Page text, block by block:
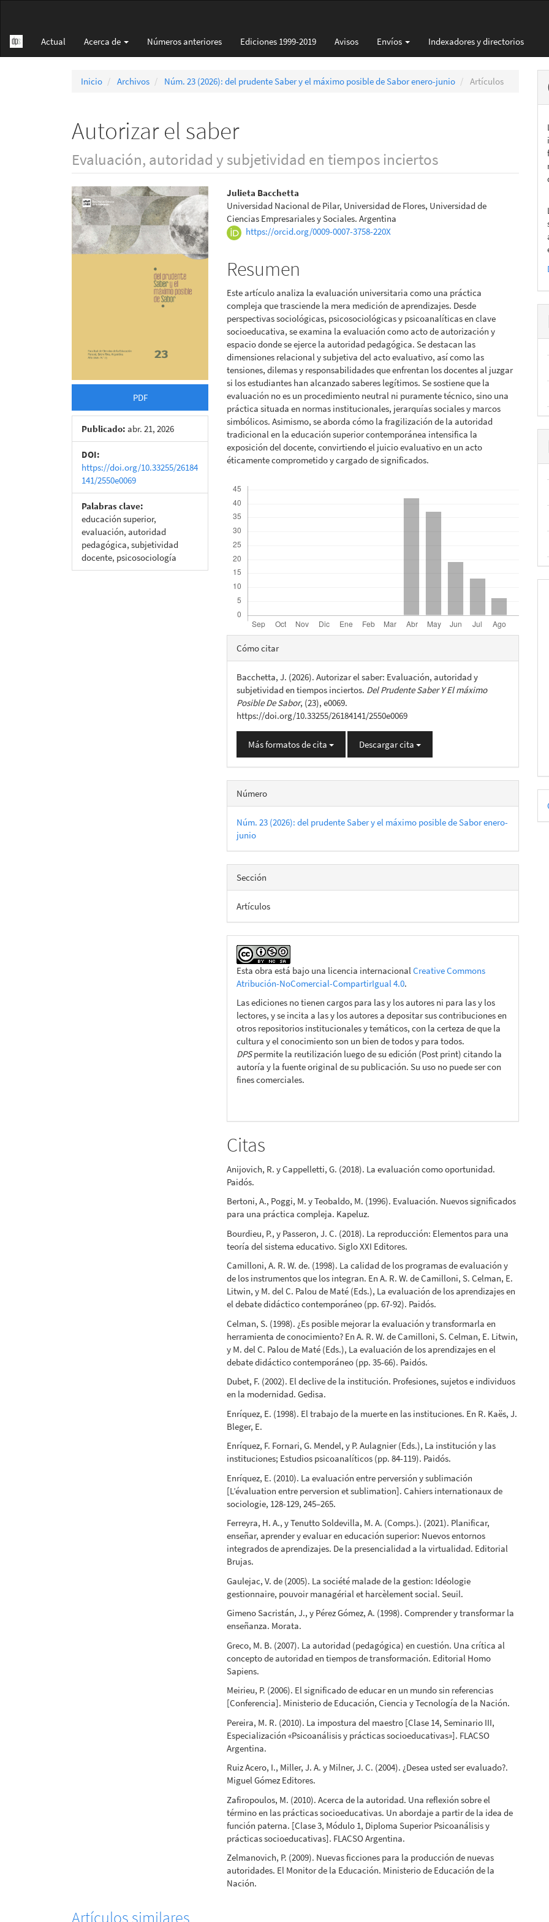
principal
Barra
Actual Acerca de Números anteriores Ediciones 1999-2019 Avisos Envíos Indexadores y directorios
Inicio Archivos Núm. 23 (2026): del prudente Saber y el máximo posible de Sabor enero-junio Artículos
Autorizar el saber
Evaluación, autoridad y subjetividad en tiempos inciertos
Barra
lateral
del
artículo
PDF
Publicado: abr. 21, 2026
DOI:
https://doi.org/10.33255/26184
141/2550e0069
Palabras clave:
educación superior,
evaluación, autoridad
pedagógica, subjetividad
docente, psicosociología
Contenido
principal
del
artículo
Julieta Bacchetta
Universidad Nacional de Pilar, Universidad de Flores, Universidad de
Ciencias Empresariales y Sociales. Argentina
https://orcid.org/0009-0007-3758-220X
Resumen
Este artículo analiza la evaluación universitaria como una práctica
compleja que trasciende la mera medición de aprendizajes. Desde
perspectivas sociológicas, psicosociológicas y psicoanalíticas en clave
socioeducativa, se examina la evaluación como acto de autorización y
espacio donde se ejerce la autoridad pedagógica. Se destacan las
dimensiones relacional y subjetiva del acto evaluativo, así como las
tensiones, dilemas y responsabilidades que enfrentan los docentes al juzgar
si los estudiantes han alcanzado saberes legítimos. Se sostiene que la
evaluación no es un procedimiento neutral ni puramente técnico, sino una
práctica situada en normas institucionales, jerarquías sociales y marcos
simbólicos. Asimismo, se aborda cómo la fragilización de la autoridad
tradicional en la educación superior contemporánea intensifica la
exposición del docente, convirtiendo el juicio evaluativo en un acto
éticamente comprometido y cargado de significados.
Detalles
del
artículo
Cómo citar
Bacchetta, J. (2026). Autorizar el saber: Evaluación, autoridad y
subjetividad en tiempos inciertos. Del Prudente Saber Y El máximo
Posible De Sabor, (23), e0069.
https://doi.org/10.33255/26184141/2550e0069
Más formatos de cita Descargar cita
Número
Núm. 23 (2026): del prudente Saber y el máximo posible de Sabor enero-
junio
Sección
Artículos
Esta obra está bajo una licencia internacionalCreative Commons
Atribución-NoComercial-CompartirIgual 4.0.
Las ediciones no tienen cargos para las y los autores ni para las y los
lectores, y se incita a las y los autores a depositar sus contribuciones en
otros repositorios institucionales y temáticos, con la certeza de que la
cultura y el conocimiento son un bien de todos y para todos.
DPSpermite la reutilización luego de su edición (Post print) citando la
autoría y la fuente original de su publicación. Su uso no puede ser con
fines comerciales.
Citas
Anijovich, R. y Cappelletti, G. (2018). La evaluación como oportunidad.
Paidós.
Bertoni, A., Poggi, M. y Teobaldo, M. (1996). Evaluación. Nuevos significados
para una práctica compleja. Kapeluz.
Bourdieu, P., y Passeron, J. C. (2018). La reproducción: Elementos para una
teoría del sistema educativo. Siglo XXI Editores.
Camilloni, A. R. W. de. (1998). La calidad de los programas de evaluación y
de los instrumentos que los integran. En A. R. W. de Camilloni, S. Celman, E.
Litwin, y M. del C. Palou de Maté (Eds.), La evaluación de los aprendizajes en
el debate didáctico contemporáneo (pp. 67-92). Paidós.
Celman, S. (1998). ¿Es posible mejorar la evaluación y transformarla en
herramienta de conocimiento? En A. R. W. de Camilloni, S. Celman, E. Litwin,
y M. del C. Palou de Maté (Eds.), La evaluación de los aprendizajes en el
debate didáctico contemporáneo (pp. 35-66). Paidós.
Dubet, F. (2002). El declive de la institución. Profesiones, sujetos e individuos
en la modernidad. Gedisa.
Enríquez, E. (1998). El trabajo de la muerte en las instituciones. En R. Kaës, J.
Bleger, E.
Enríquez, F. Fornari, G. Mendel, y P. Aulagnier (Eds.), La institución y las
instituciones; Estudios psicoanalíticos (pp. 84-119). Paidós.
Enríquez, E. (2010). La evaluación entre perversión y sublimación
[L’évaluation entre perversion et sublimation]. Cahiers internationaux de
sociologie, 128-129, 245–265.
Ferreyra, H. A., y Tenutto Soldevilla, M. A. (Comps.). (2021). Planificar,
enseñar, aprender y evaluar en educación superior: Nuevos entornos
integrados de aprendizajes. De la presencialidad a la virtualidad. Editorial
Brujas.
Gaulejac, V. de (2005). La société malade de la gestion: Idéologie
gestionnaire, pouvoir managérial et harcèlement social. Seuil.
Gimeno Sacristán, J., y Pérez Gómez, A. (1998). Comprender y transformar la
enseñanza. Morata.
Greco, M. B. (2007). La autoridad (pedagógica) en cuestión. Una crítica al
concepto de autoridad en tiempos de transformación. Editorial Homo
Sapiens.
Meirieu, P. (2006). El significado de educar en un mundo sin referencias
[Conferencia]. Ministerio de Educación, Ciencia y Tecnología de la Nación.
Pereira, M. R. (2010). La impostura del maestro [Clase 14, Seminario III,
Especialización «Psicoanálisis y prácticas socioeducativas»]. FLACSO
Argentina.
Ruiz Acero, I., Miller, J. A. y Milner, J. C. (2004). ¿Desea usted ser evaluado?.
Miguel Gómez Editores.
Zafiropoulos, M. (2010). Acerca de la autoridad. Una reflexión sobre el
término en las prácticas socioeducativas. Un abordaje a partir de la idea de
función paterna. [Clase 3, Módulo 1, Diploma Superior Psicoanálisis y
prácticas socioeducativas]. FLACSO Argentina.
Zelmanovich, P. (2009). Nuevas ficciones para la producción de nuevas
autoridades. El Monitor de la Educación. Ministerio de Educación de la
Nación.
Artículos similares